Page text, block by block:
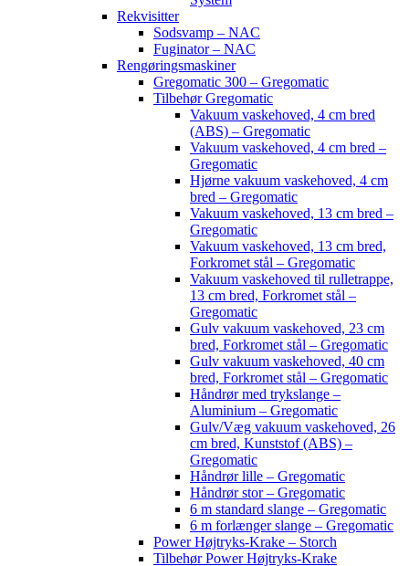
Rekvisitter
Sodsvamp – NAC
Fuginator – NAC
Rengøringsmaskiner
Gregomatic 300 – Gregomatic
Tilbehør Gregomatic
Vakuum vaskehoved, 4 cm bred
(ABS) – Gregomatic
Vakuum vaskehoved, 4 cm bred –
Gregomatic
Hjørne vakuum vaskehoved, 4 cm
bred – Gregomatic
Vakuum vaskehoved, 13 cm bred –
Gregomatic
Vakuum vaskehoved, 13 cm bred,
Forkromet stål – Gregomatic
Vakuum vaskehoved til rulletrappe,
13 cm bred, Forkromet stål –
Gregomatic
Gulv vakuum vaskehoved, 23 cm
bred, Forkromet stål – Gregomatic
Gulv vakuum vaskehoved, 40 cm
bred, Forkromet stål – Gregomatic
Håndrør med trykslange –
Aluminium – Gregomatic
Gulv/Væg vakuum vaskehoved, 26
cm bred, Kunststof (ABS) –
Gregomatic
Håndrør lille – Gregomatic
Håndrør stor – Gregomatic
6 m standard slange – Gregomatic
6 m forlænger slange – Gregomatic
Power Højtryks-Krake – Storch
Tilbehør Power Højtryks-Krake